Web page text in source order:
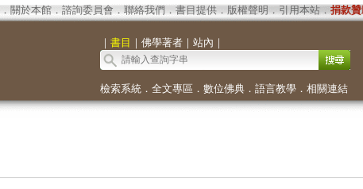
． 關於本館． 諮詢委員會． 聯絡我們 ． 書目提供． 版權聲明 ． 引用本站． 捐款贊
｜ 書目 ｜ 佛學著者｜ 站內 ｜
檢索系統． 全文專區 ． 數位佛典． 語言教學． 相關連結